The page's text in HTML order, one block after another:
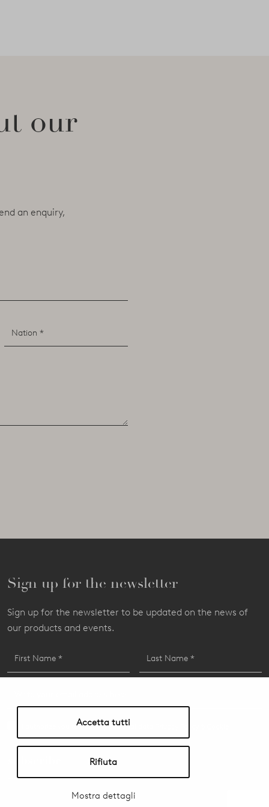
Accetta tutti
Rifiuta
Mostra dettagli
our
an enquiry,
Sign up for the newsletter
Sign up for the newsletter to be updated on the news of
our products and events.
I authorize you to treat my personal data